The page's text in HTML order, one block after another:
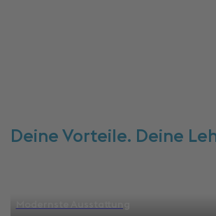
Deine Vorteile. Deine